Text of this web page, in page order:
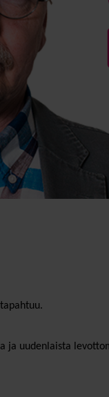
ja uudenlaista